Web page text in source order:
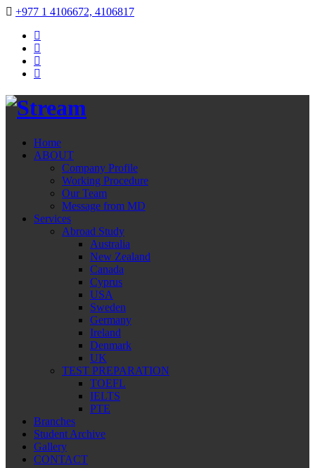
+977 1 4106672, 4106817
Home
ABOUT
Company Profile
Working Procedure
Our Team
Message from MD
Services
Abroad Study
Australia
New Zealand
Canada
Cyprus
USA
Sweden
Germany
Ireland
Denmark
UK
TEST PREPARATION
TOEFL
IELTS
PTE
Branches
Student Archive
Gallery
CONTACT